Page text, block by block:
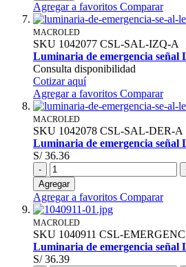
Agregar a favoritos Comparar
MACROLED
SKU 1042077 CSL-SAL-IZQ-A
Luminaria de emergencia señal
Consulta disponibilidad
Cotizar aquí
Agregar a favoritos Comparar
MACROLED
SKU 1042078 CSL-SAL-DER-A
Luminaria de emergencia
S/ 36.36
-
Agregar
Agregar a favoritos Comparar
MACROLED
SKU 1040911 CSL-
Luminaria de emergencia
S/ 36.39